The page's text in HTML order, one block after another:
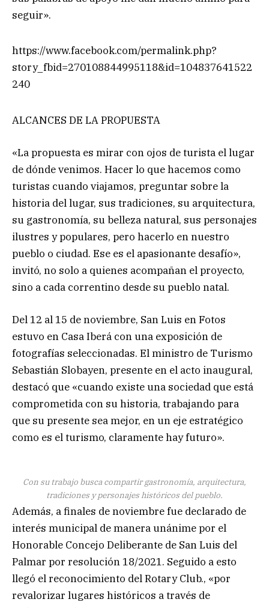
seguir».
https://www.facebook.com/permalink.php?
story_fbid=270108844995118&id=104837641522
240
ALCANCES DE LA PROPUESTA
«La propuesta es mirar con ojos de turista el lugar
de dónde venimos. Hacer lo que hacemos como
turistas cuando viajamos, preguntar sobre la
historia del lugar, sus tradiciones, su arquitectura,
su gastronomía, su belleza natural, sus personajes
ilustres y populares, pero hacerlo en nuestro
pueblo o ciudad. Ese es el apasionante desafío»,
invitó, no solo a quienes acompañan el proyecto,
sino a cada correntino desde su pueblo natal.
Del 12 al 15 de noviembre, San Luis en Fotos
estuvo en Casa Iberá con una exposición de
fotografías seleccionadas. El ministro de Turismo
Sebastián Slobayen, presente en el acto inaugural,
destacó que «cuando existe una sociedad que está
comprometida con su historia, trabajando para
que su presente sea mejor, en un eje estratégico
como es el turismo, claramente hay futuro».
Con su trabajo busca compartir gastronomía, arquitectura,
tradiciones y personajes históricos del pueblo.
Además, a finales de noviembre fue declarado de
interés municipal de manera unánime por el
Honorable Concejo Deliberante de San Luis del
Palmar por resolución 18/2021. Seguido a esto
llegó el reconocimiento del Rotary Club., «por
revalorizar lugares históricos a través de